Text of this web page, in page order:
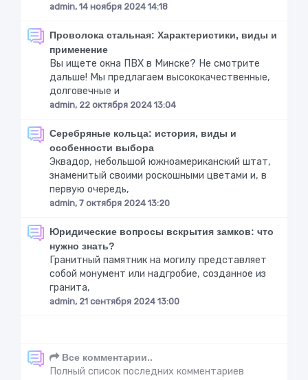
admin, 14 ноября 2024 14:18
Проволока стальная: Характеристики, виды и
применение
Вы ищете окна ПВХ в Минске? Не смотрите
дальше! Мы предлагаем высококачественные,
долговечные и
admin, 22 октября 2024 13:04
Серебряные кольца: история, виды и
особенности выбора
Эквадор, небольшой южноамериканский штат,
знаменитый своими роскошными цветами и, в
первую очередь,
admin, 7 октября 2024 13:20
Юридические вопросы вскрытия замков: что
нужно знать?
Гранитный памятник на могилу представляет
собой монумент или надгробие, созданное из
гранита,
admin, 21 сентября 2024 13:00
Все комментарии..
Полный список последних комментариев